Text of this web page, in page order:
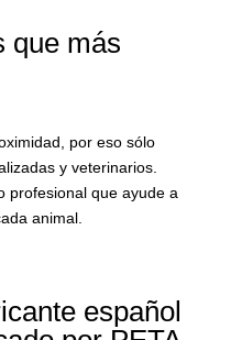
que más
por eso sólo
y veterinarios.
profesional que ayude a
animal.
español